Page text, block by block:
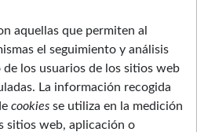
aquellas que permiten al
el seguimiento y análisis
los usuarios de los sitios web
La información recogida
cookies se utiliza en la medición
sitios web, aplicación o